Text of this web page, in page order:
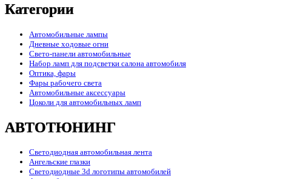
Категории
Автомобильные лампы
Дневные ходовые огни
Свето-панели автомобильные
Набор ламп для подсветки салона автомобиля
Оптика, фары
Фары рабочего света
Автомобильные аксессуары
Цоколи для автомобильных ламп
АВТОТЮНИНГ
Светодиодная автомобильная лента
Ангельские глазки
Светодиодные 3d логотипы автомобилей